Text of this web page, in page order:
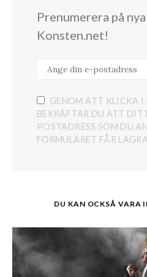
Prenumerera på
Konsten.net!
GENOM ATT KLICKA I
BEKRÄFTAR DU ATT
POSTADRESS SOM DU
FORMULÄRET FÅR
DU KAN OCKSÅ VARA